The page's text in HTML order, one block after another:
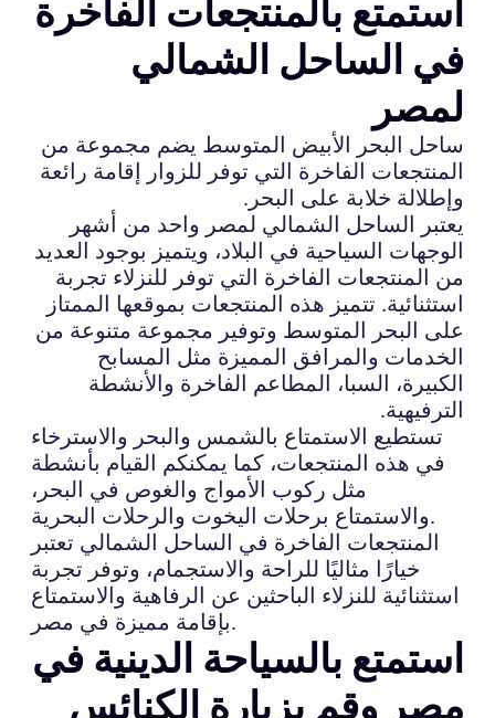
استمتع بالمنتجعات الفاخرة
في الساحل الشمالي
لمصر
ساحل البحر الأبيض المتوسط يضم مجموعة من
المنتجعات الفاخرة التي توفر للزوار إقامة رائعة
وإطلالة خلابة على البحر.
يعتبر الساحل الشمالي لمصر واحد من أشهر
الوجهات السياحية في البلاد، ويتميز بوجود العديد
من المنتجعات الفاخرة التي توفر للنزلاء تجربة
استثنائية. تتميز هذه المنتجعات بموقعها الممتاز
على البحر المتوسط وتوفير مجموعة متنوعة من
الخدمات والمرافق المميزة مثل المسابح
الكبيرة، السبا، المطاعم الفاخرة والأنشطة
الترفيهية.
تستطيع الاستمتاع بالشمس والبحر والاسترخاء
في هذه المنتجعات، كما يمكنكم القيام بأنشطة
مثل ركوب الأمواج والغوص في البحر،
والاستمتاع برحلات اليخوت والرحلات البحرية.
المنتجعات الفاخرة في الساحل الشمالي تعتبر
خيارًا مثاليًا للراحة والاستجمام، وتوفر تجربة
استثنائية للنزلاء الباحثين عن الرفاهية والاستمتاع
بإقامة مميزة في مصر.
استمتع بالسياحة الدينية في
مصر وقم بزيارة الكنائس